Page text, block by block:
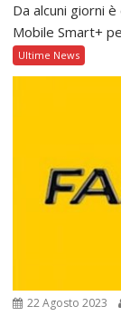
Da alcuni giorni
Mobile Smart+
Ultime News
22 Agosto 2023